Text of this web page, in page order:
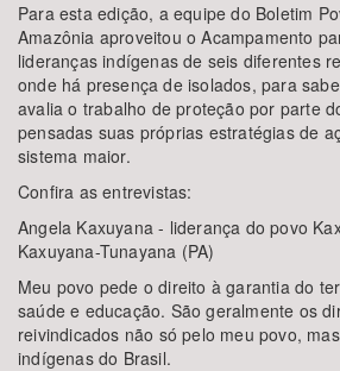
Para esta edição, a equipe do Boletim
Amazônia aproveitou o Acampamento
lideranças indígenas de seis diferentes
onde há presença de isolados, para
avalia o trabalho de proteção por parte
pensadas suas próprias estratégias de
sistema maior.
Confira as entrevistas:
Angela Kaxuyana - liderança do povo
Kaxuyana-Tunayana (PA)
Meu povo pede o direito à garantia do
saúde e educação. São geralmente os
reivindicados não só pelo meu povo,
indígenas do Brasil.